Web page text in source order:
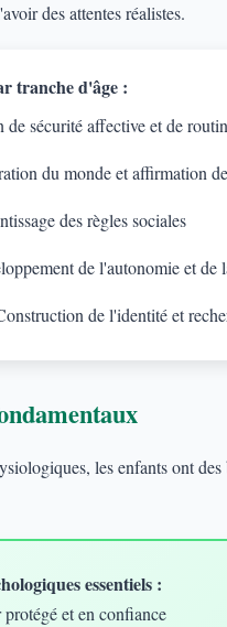
des attentes réalistes.
tranche d'âge :
de sécurité affective et de
du monde et affirmation
des règles sociales
de l'autonomie et de
de l'identité et
les enfants ont
essentiels :
protégé et en confiance